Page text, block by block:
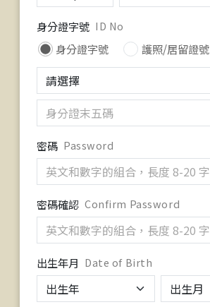
身分證字號 ID No
身分證字號 護照/居留證號
密碼 Password
密碼確認 Confirm Password
出生年月 Date of Birth